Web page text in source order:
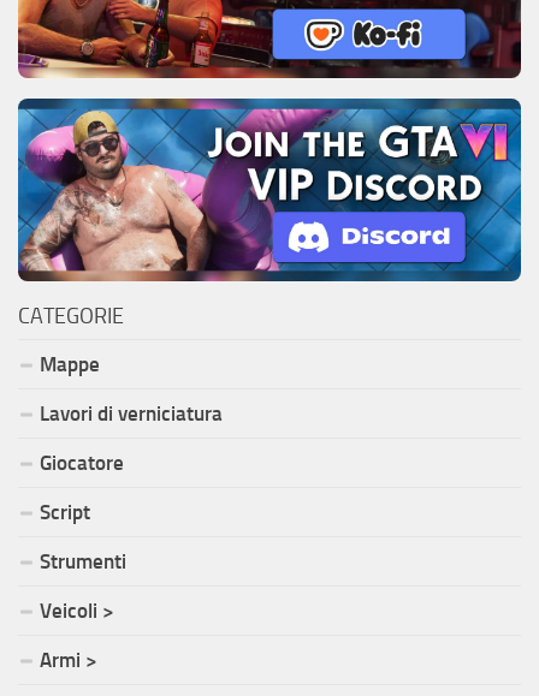
CATEGORIE
Mappe
Lavori di verniciatura
Giocatore
Script
Strumenti
Veicoli >
Armi >